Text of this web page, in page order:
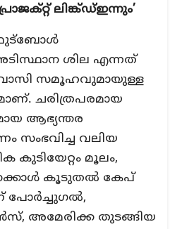
ലിങ്ക്ഡ്ഇന്നും’
ശില എന്നത്
സമൂഹവുമായുള്ള
ചരിത്രപരമായ
ആഭ്യന്തര
സംഭവിച്ച വലിയ
കുടിയേറ്റം മൂലം,
കൂടുതൽ കേപ്
പോർച്ചുഗൽ,
അമേരിക്ക തുടങ്ങിയ